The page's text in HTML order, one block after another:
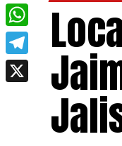
Facebook
WhatsApp
Telegram